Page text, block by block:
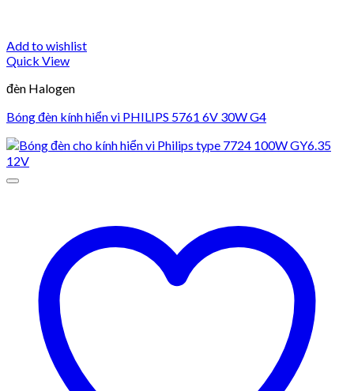
Add to wishlist
Quick View
đèn Halogen
Bóng đèn kính hiển vi PHILIPS 5761 6V 30W G4